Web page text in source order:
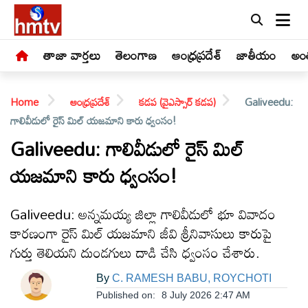
తాజా వార్తలు తెలంగాణ ఆంధ్రప్రదేశ్ జాతీయం
LIVE
వార్తలు
తెలంగాణ
Home ఆంధ్రప్రదేశ్ కడప (వైఎస్సార్ కడప)
Galiveedu:
గాలివీడులో రైస్ మిల్ యజమాని కారు ధ్వంసం!
Galiveedu: గాలివీడులో రైస్ మిల్
యజమాని కారు ధ్వంసం!
Galiveedu: అన్నమయ్య జిల్లా గాలివీడులో భూ వివాదం
కారణంగా రైస్ మిల్ యజమాని జీవి శ్రీనివాసులు కారుపై
గుర్తు తెలియని దుండగులు దాడి చేసి ధ్వంసం చేశారు.
By C. RAMESH BABU, ROYCHOTI
Published on: 8 July 2026 2:47 AM